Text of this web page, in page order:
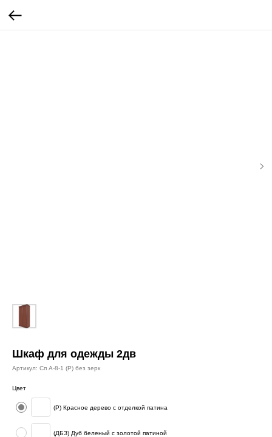
Шкаф для одежды 2дв
Артикул: Сп А-8-1 (Р) без зерк
Цвет
(Р) Красное дерево с отделкой патина
(ДБЗ) Дуб беленый с золотой патиной